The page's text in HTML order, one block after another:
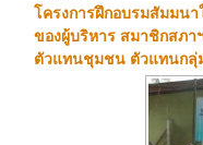
โครงการฝึกอบรมสัมมน
ของผู้บริหาร สมาชิกสภ
ตัวแทนชุมชน ตัวแทนกลุ่